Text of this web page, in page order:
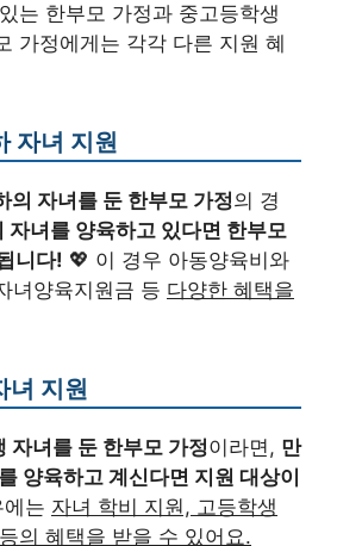
는 한부모 가정과 중고등학생
가정에게는 각각 다른 지원 혜
자녀 지원
의 자녀를 둔 한부모 가정의 경
자녀를 양육하고 있다면 한부모
니다! 💖 이 경우 아동양육비와
녀양육지원금 등 다양한 혜택을
녀 지원
자녀를 둔 한부모 가정이라면, 만
양육하고 계신다면 지원 대상이
는 자녀 학비 지원, 고등학생
의 혜택을 받을 수 있어요.